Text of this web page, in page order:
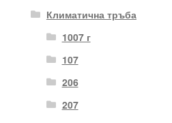
Климатична тръба
1007 г
107
206
207